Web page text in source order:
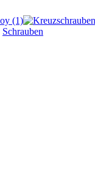
Schrauben